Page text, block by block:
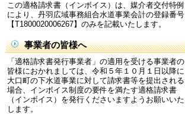
この適格請求書（インボイス）は、媒介者交付特例
により、丹羽広域事務組合水道事業会計の登録番号
【T1800020006267】のみを記載いたします。
事業者の皆様へ
「適格請求書発行事業者」の適用を受ける事業者の
皆様におかれましては、令和５年１０月１日以降に
大口町の下水道事業に対して請求書等を提出される
場合、インボイス制度の要件を満たす適格請求書
（インボイス）を発行くださいますようお願いいた
します。